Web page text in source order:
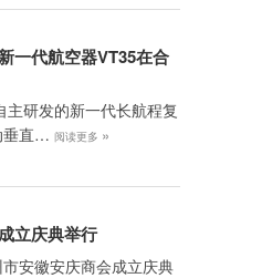
一代航空器VT35在合
研发的新一代长航程复
垂直… 阅读更多 »
立庆典举行
安徽安庆商会成立庆典